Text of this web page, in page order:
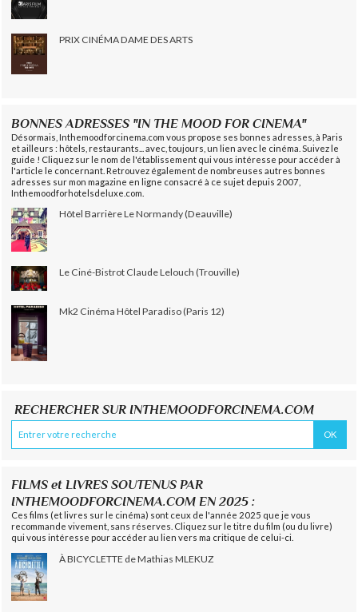
PRIX CINÉMA DAME DES ARTS
BONNES ADRESSES "IN THE MOOD FOR CINEMA"
Désormais, Inthemoodforcinema.com vous propose ses bonnes adresses, à Paris
et ailleurs : hôtels, restaurants... avec, toujours, un lien avec le cinéma. Suivez le
guide ! Cliquez sur le nom de l'établissement qui vous intéresse pour accéder à
l'article le concernant. Retrouvez également de nombreuses autres bonnes
adresses sur mon magazine en ligne consacré à ce sujet depuis 2007,
Inthemoodforhotelsdeluxe.com.
Hôtel Barrière Le Normandy (Deauville)
Le Ciné-Bistrot Claude Lelouch (Trouville)
Mk2 Cinéma Hôtel Paradiso (Paris 12)
RECHERCHER SUR INTHEMOODFORCINEMA.COM
FILMS et LIVRES SOUTENUS PAR
INTHEMOODFORCINEMA.COM EN 2025 :
Ces films (et livres sur le cinéma) sont ceux de l'année 2025 que je vous
recommande vivement, sans réserves. Cliquez sur le titre du film (ou du livre)
qui vous intéresse pour accéder au lien vers ma critique de celui-ci.
À BICYCLETTE de Mathias MLEKUZ